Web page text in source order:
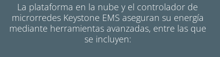
La plataforma en la nube y el controlador de
microrredes Keystone EMS aseguran su energía
mediante herramientas avanzadas, entre las que
se incluyen: